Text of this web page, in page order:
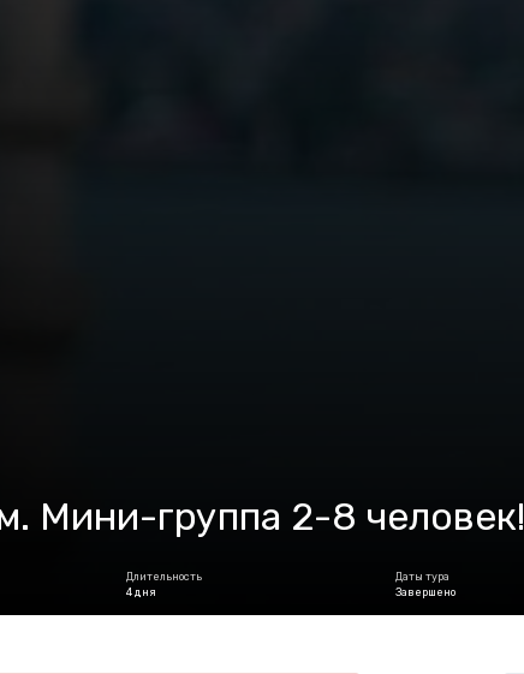
Мини-группа 2-8 человек!
Длительность
4 дня
Даты тура
Завершено